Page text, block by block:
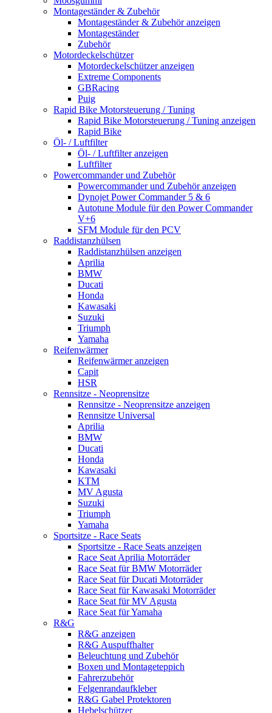
Montageständer & Zubehör
Montageständer & Zubehör anzeigen
Montageständer
Zubehör
Motordeckelschützer
Motordeckelschützer anzeigen
Extreme Components
GBRacing
Puig
Rapid Bike Motorsteuerung / Tuning
Rapid Bike Motorsteuerung / Tuning anzeigen
Rapid Bike
Öl- / Luftfilter
Öl- / Luftfilter anzeigen
Luftfilter
Powercommander und Zubehör
Powercommander und Zubehör anzeigen
Dynojet Power Commander 5 & 6
Autotune Module für den Power Commander
V+6
SFM Module für den PCV
Raddistanzhülsen
Raddistanzhülsen anzeigen
Aprilia
BMW
Ducati
Honda
Kawasaki
Suzuki
Triumph
Yamaha
Reifenwärmer
Reifenwärmer anzeigen
Capit
HSR
Rennsitze - Neoprensitze
Rennsitze - Neoprensitze anzeigen
Rennsitze Universal
Aprilia
BMW
Ducati
Honda
Kawasaki
KTM
MV Agusta
Suzuki
Triumph
Yamaha
Sportsitze - Race Seats
Sportsitze - Race Seats anzeigen
Race Seat Aprilia Motorräder
Race Seat für BMW Motorräder
Race Seat für Ducati Motorräder
Race Seat für Kawasaki Motorräder
Race Seat für MV Agusta
Race Seat für Yamaha
R&G
R&G anzeigen
R&G Auspuffhalter
Beleuchtung und Zubehör
Boxen und Montageteppich
Fahrerzubehör
Felgenrandaufkleber
R&G Gabel Protektoren
Hebelschützer